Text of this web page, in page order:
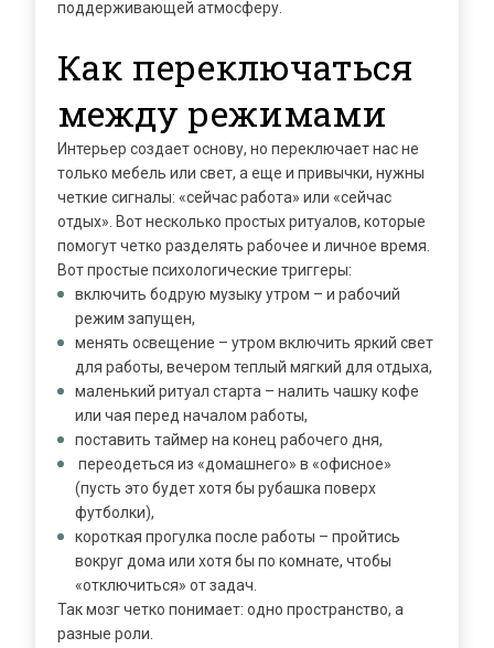
Я ознакомлен сПолитикойв отношении
обработки персональных данных и
согласен на их обработку.
поддерживающей атмосферу.
Как переключаться
между режимами
Интерьер создает основу, но переключает нас не
только мебель или свет, а еще и привычки, нужны
четкие сигналы: «сейчас работа» или «сейчас
отдых». Вот несколько простых ритуалов, которые
помогут четко разделять рабочее и личное время.
Вот простые психологические триггеры:
включить бодрую музыку утром – и рабочий
режим запущен,
менять освещение – утром включить яркий свет
для работы, вечером теплый мягкий для отдыха,
маленький ритуал старта – налить чашку кофе
или чая перед началом работы,
поставить таймер на конец рабочего дня,
переодеться из «домашнего» в «офисное»
(пусть это будет хотя бы рубашка поверх
футболки),
короткая прогулка после работы – пройтись
вокруг дома или хотя бы по комнате, чтобы
«отключиться» от задач.
Так мозг четко понимает: одно пространство, а
разные роли.